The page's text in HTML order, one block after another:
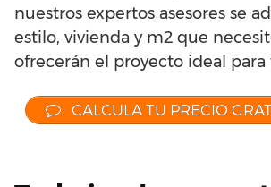
nuestros expertos asesores se
estilo, vivienda y m2 que
ofrecerán el proyecto ideal para
CALCULA TU PRECIO